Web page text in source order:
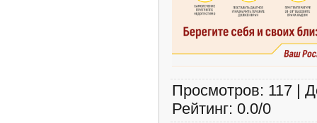
Просмотров: 117 |
Рейтинг: 0.0/0